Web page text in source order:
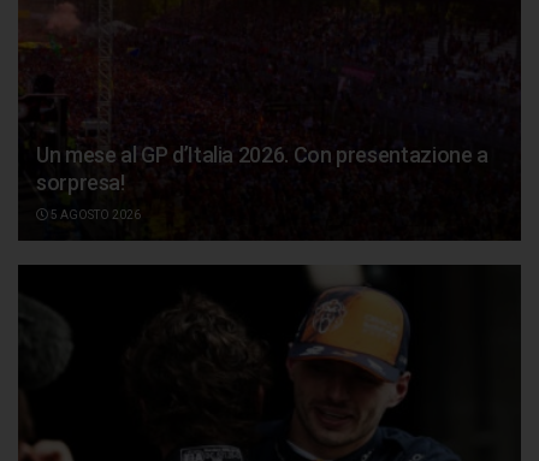
Un mese al GP d’Italia 2026. Con presentazione a
sorpresa!
5 AGOSTO 2026